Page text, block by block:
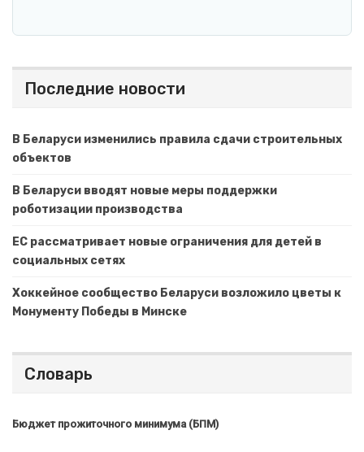
Последние новости
В Беларуси изменились правила сдачи строительных
объектов
В Беларуси вводят новые меры поддержки
роботизации производства
ЕС рассматривает новые ограничения для детей в
социальных сетях
Хоккейное сообщество Беларуси возложило цветы к
Монументу Победы в Минске
Словарь
Бюджет прожиточного минимума (БПМ)